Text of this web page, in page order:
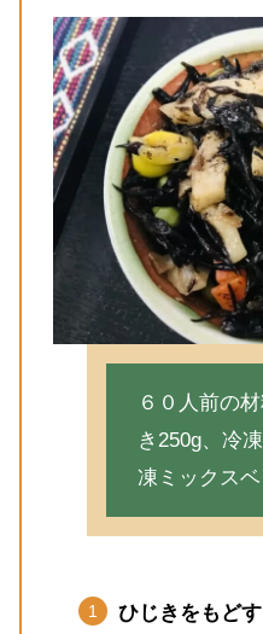
６０人前の
き250g、冷
凍ミックス
ひじきをもどす